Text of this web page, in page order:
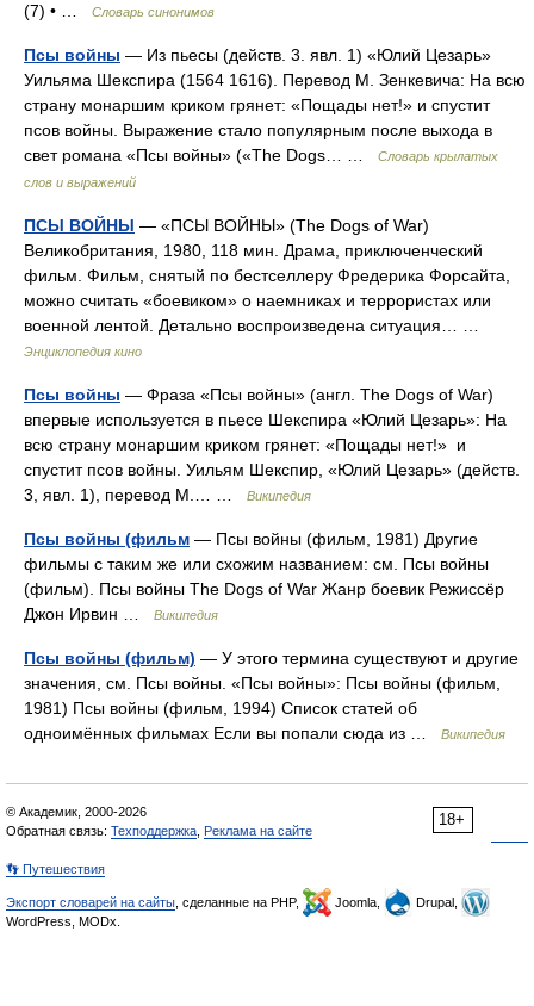
(7) • … Словарь синонимов
Псы войны — Из пьесы (действ. 3. явл. 1) «Юлий Цезарь»
Уильяма Шекспира (1564 1616). Перевод М. Зенкевича: На всю
страну монаршим криком грянет: «Пощады нет!» и спустит
псов войны. Выражение стало популярным после выхода в
свет романа «Псы войны» («The Dogs… …
Словарь крылатых
слов и выражений
ПСЫ ВОЙНЫ — «ПСЫ ВОЙНЫ» (The Dogs of War)
Великобритания, 1980, 118 мин. Драма, приключенческий
фильм. Фильм, снятый по бестселлеру Фредерика Форсайта,
можно считать «боевиком» о наемниках и террористах или
военной лентой. Детально воспроизведена ситуация… …
Энциклопедия кино
Псы войны — Фраза «Псы войны» (англ. The Dogs of War)
впервые используется в пьесе Шекспира «Юлий Цезарь»: На
всю страну монаршим криком грянет: «Пощады нет!» и
спустит псов войны. Уильям Шекспир, «Юлий Цезарь» (действ.
3, явл. 1), перевод М.… …
Википедия
Псы войны (фильм — Псы войны (фильм, 1981) Другие
фильмы с таким же или схожим названием: см. Псы войны
(фильм). Псы войны The Dogs of War Жанр боевик Режиссёр
Джон Ирвин …
Википедия
Псы войны (фильм) — У этого термина существуют и другие
значения, см. Псы войны. «Псы войны»: Псы войны (фильм,
1981) Псы войны (фильм, 1994) Список статей об
одноимённых фильмах Если вы попали сюда из …
Википедия
18+
© Академик, 2000-2026
Обратная связь: Техподдержка Реклама на сайте
👣 Путешествия
Экспорт словарей на сайты , сделанные на PHP, Joomla,
Drupal,
WordPress, MODx.